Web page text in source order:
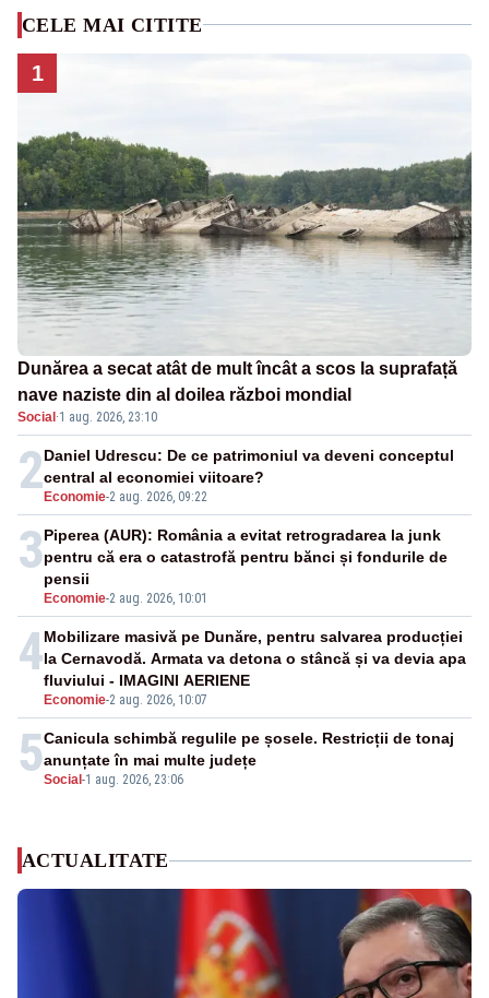
CELE MAI CITITE
1
Dunărea a secat atât de mult încât a scos la suprafață
nave naziste din al doilea război mondial
Social ·1 aug. 2026, 23:10
2 Economie-2 aug. 2026, 09:22
Daniel Udrescu: De ce patrimoniul va deveni conceptul
central al economiei viitoare?
3
Economie-2 aug. 2026, 10:01
Piperea (AUR): România a evitat retrogradarea la junk
pentru că era o catastrofă pentru bănci și fondurile de
pensii
4
Economie-2 aug. 2026, 10:07
Mobilizare masivă pe Dunăre, pentru salvarea producției
la Cernavodă. Armata va detona o stâncă și va devia apa
fluviului - IMAGINI AERIENE
5Social -1 aug. 2026, 23:06
Canicula schimbă regulile pe șosele. Restricții de tonaj
anunțate în mai multe județe
ACTUALITATE